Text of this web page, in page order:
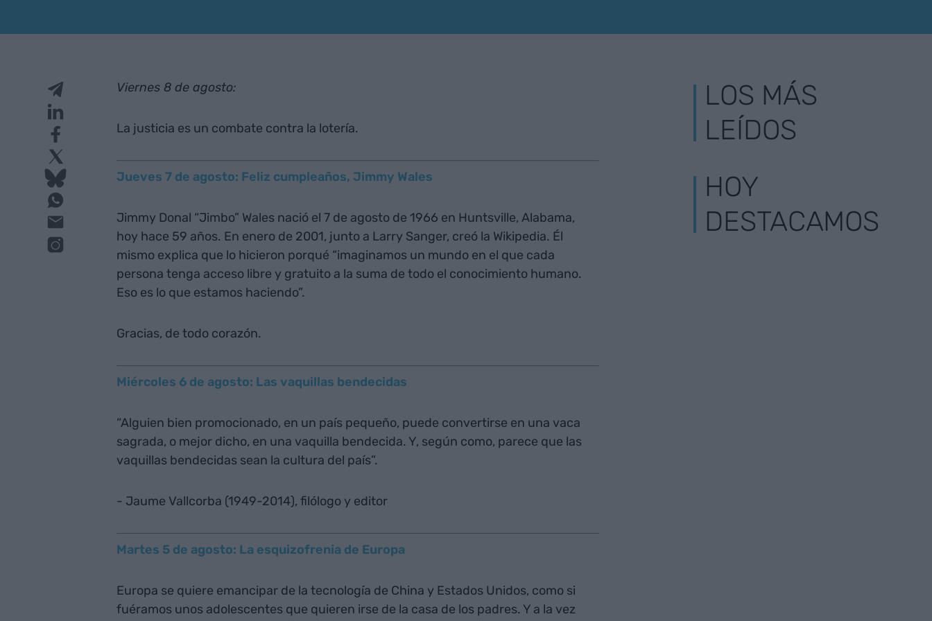
Viernes 8 de agosto:
La justicia es un combate contra la lotería.
Jueves 7 de agosto: Feliz cumpleaños, Jimmy Wales
Jimmy Donal “Jimbo” Wales nació el 7 de agosto de 1966 en Huntsville, Alabama,
hoy hace 59 años. En enero de 2001, junto a Larry Sanger, creó la Wikipedia. Él
mismo explica que lo hicieron porqué “imaginamos un mundo en el que cada
persona tenga acceso libre y gratuito a la suma de todo el conocimiento humano.
Eso es lo que estamos haciendo”.
Gracias, de todo corazón.
Miércoles 6 de agosto: Las vaquillas bendecidas
“Alguien bien promocionado, en un país pequeño, puede convertirse en una vaca
sagrada, o mejor dicho, en una vaquilla bendecida. Y, según como, parece que las
vaquillas bendecidas sean la cultura del país”.
- Jaume Vallcorba (1949-2014), filólogo y editor
Martes 5 de agosto: La esquizofrenia de Europa
Europa se quiere emancipar de la tecnología de China y Estados Unidos, como si
fuéramos unos adolescentes que quieren irse de la casa de los padres. Y a la vez
LOS MÁS
LEÍDOS
HOY
DESTACAMOS